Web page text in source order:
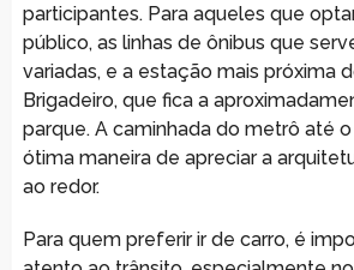
participantes. Para aqueles que
público, as linhas de ônibus que
variadas, e a estação mais próxima
Brigadeiro, que fica a
parque. A caminhada do metrô até
ótima maneira de apreciar a
ao redor.
Para quem preferir ir de carro, é